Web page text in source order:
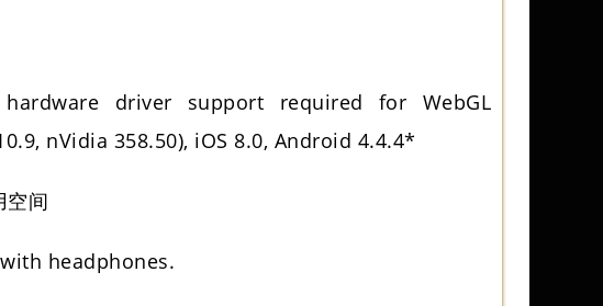
driver support required for WebGL
nVidia 358.50), iOS 8.0, Android 4.4.4*
空间
headphones.